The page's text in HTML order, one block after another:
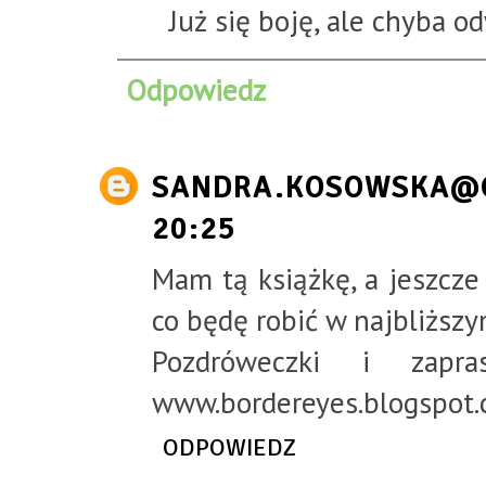
Już się boję, ale chyba
Odpowiedz
20:25
Mam tą książkę, a
co będę robić w
Pozdróweczki i
ODPOWIEDZ